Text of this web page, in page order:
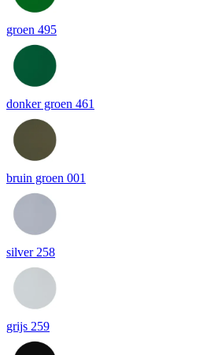
groen 495
donker groen 461
bruin groen 001
silver 258
grijs 259